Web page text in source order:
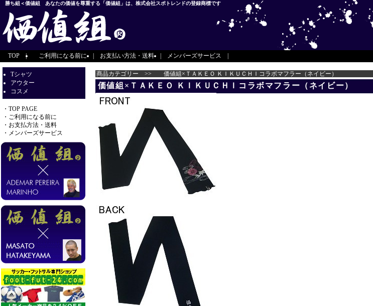
勝ち組＜価値組 あなたの価値を尊重する「価値組」は、株式会社スポトレンドの登録商標です
TOP | ご利用になる前に| お支払い方法・送料| メンバーズサービス
Tシャツ
アウター
コスメ
・ TOP PAGE
・ ご利用になる前に
・ お支払方法・送料
・ メンバーズサービス
商品カテゴリー >> 価値組×ＴＡＫＥＯ ＫＩＫＵＣＨＩコラボマフラー（ネイビー）
価値組×ＴＡＫＥＯ ＫＩＫＵＣＨＩコラボマフラー（ネイビー）